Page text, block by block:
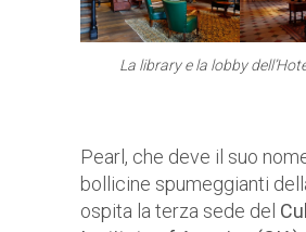
La library e la lobby
Pearl, che deve il suo
bollicine spumeggianti
ospita la terza sede del